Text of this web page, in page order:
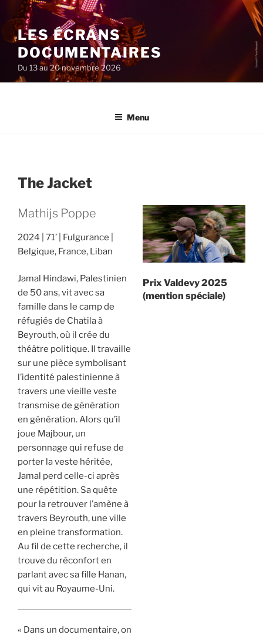
au
contenu
principal
LES ÉCRANS
DOCUMENTAIRES
Du 13 au 20 novembre 2026
Menu
The Jacket
Mathijs Poppe
2024 71’
Fulgurance
Belgique, France, Liban
Jamal Hindawi, Palestinien
de 50 ans, vit avec sa
famille dans le camp de
réfugiés de Chatila à
Beyrouth, où il crée du
théâtre politique. Il travaille
sur une pièce symbolisant
l’identité palestinienne à
travers une vieille veste
transmise de génération
en génération. Alors qu’il
joue Majbour, un
personnage qui refuse de
porter la veste héritée,
Jamal perd celle-ci après
une répétition. Sa quête
pour la retrouver l’amène à
travers Beyrouth, une ville
en pleine transformation.
Au fil de cette recherche, il
trouve du réconfort en
parlant avec sa fille Hanan,
qui vit au Royaume-Uni.
« Dans un documentaire, on
Prix Valdevy 2025
(mention spéciale)